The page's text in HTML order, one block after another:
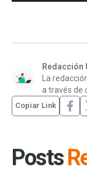
Redacción
La
a través de
Copiar Link
Posts